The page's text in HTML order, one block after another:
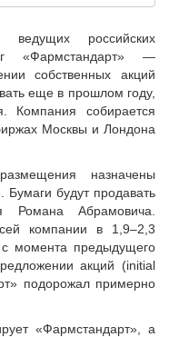
российских
«Фармстандарт» —
собственных акций
еще в прошлом году,
Компания собирается
Москвы и Лондона
назначены
будут продавать
Романа Абрамовича.
компании в 1,9–2,3
момента предыдущего
акций (initial
подорожал примерно
«Фармстандарт», а